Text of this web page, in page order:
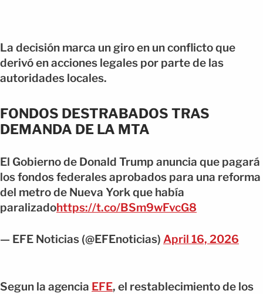
La decisión marca un giro en un conflicto que
derivó en acciones legales por parte de las
autoridades locales.
FONDOS DESTRABADOS TRAS
DEMANDA DE LA MTA
El Gobierno de Donald Trump anuncia que pagará
los fondos federales aprobados para una reforma
del metro de Nueva York que había
paralizadohttps://t.co/BSm9wFvcG8
— EFE Noticias (@EFEnoticias) April 16, 2026
Segun la agencia EFE, el restablecimiento de los